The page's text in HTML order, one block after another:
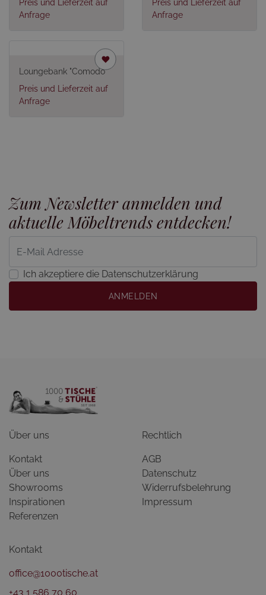
Anfrage
Anfrage
Loungebank "Comodo"
Preis und Lieferzeit auf
Anfrage
Zum Newsletter anmelden und
aktuelle Möbeltrends entdecken!
Ich akzeptiere die Datenschutzerklärung
ANMELDEN
Über uns
Kontakt
Über uns
Showrooms
Inspirationen
Referenzen
Rechtlich
AGB
Datenschutz
Widerrufsbelehrung
Impressum
Kontakt
office@1000tische.at
+43 1 586 70 60